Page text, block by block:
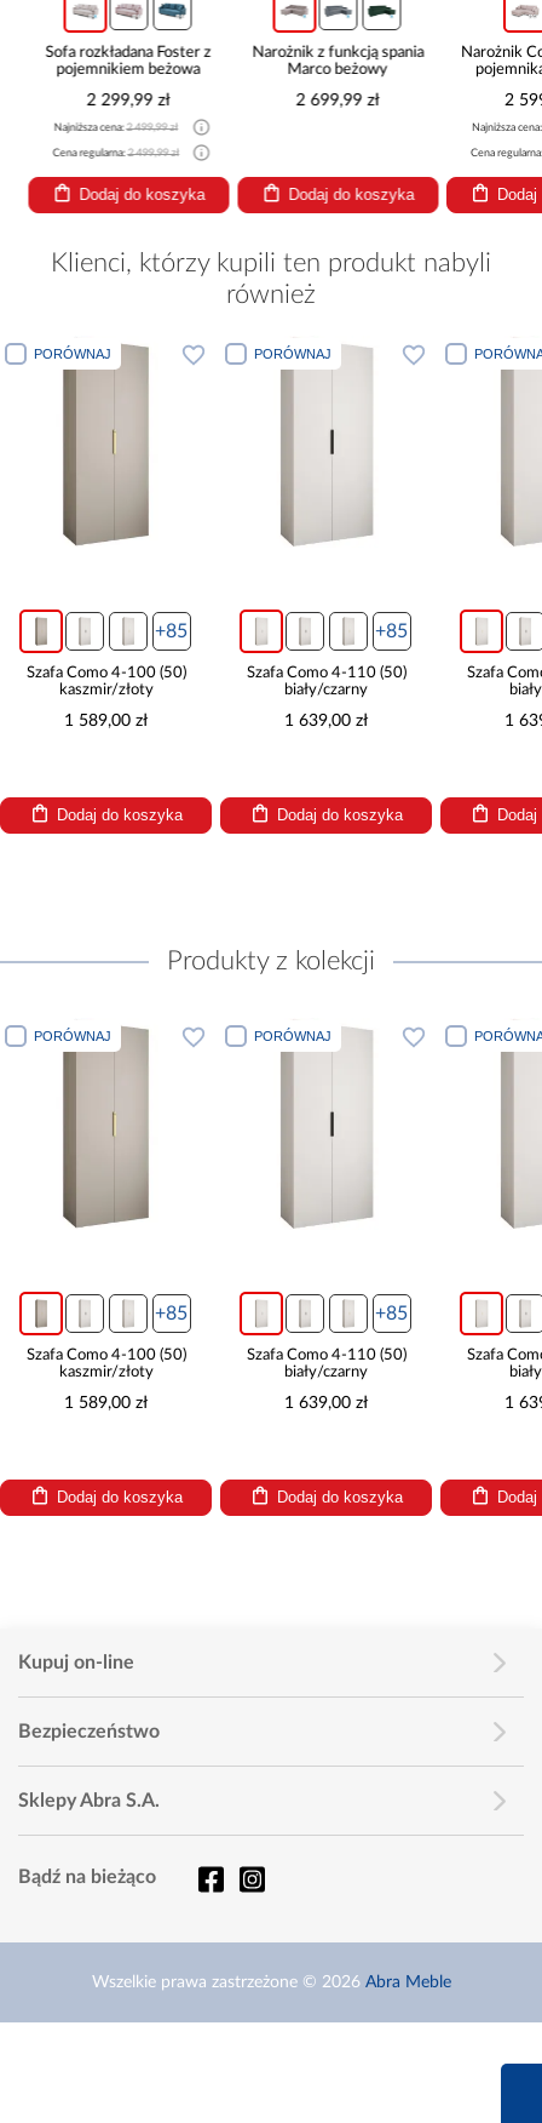
Sofa rozkładana Foster z
pojemnikiem beżowa
2 299,99 zł
Najniższa cena:2 499,99 zł
Cena regularna:2 499,99 zł
Dodaj do koszyka
Narożnik z funkcją spania
Marco beżowy
2 699,99 zł
Dodaj do koszyka
Narożnik
2
Najniższa
Cena
Klienci, którzy kupili ten produkt nabyli
również
PORÓWNAJ
+85
Szafa Como 4-100 (50)
kaszmir/złoty
1 589,00 zł
Dodaj do koszyka
PORÓWNAJ
+85
Szafa Como 4-110 (50)
biały/czarny
1 639,00 zł
Dodaj do koszyka
Szafa
1
Produkty z kolekcji
PORÓWNAJ
+85
Szafa Como 4-100 (50)
kaszmir/złoty
1 589,00 zł
Dodaj do koszyka
PORÓWNAJ
+85
Szafa Como 4-110 (50)
biały/czarny
1 639,00 zł
Dodaj do koszyka
Szafa
1
Kupuj on-line
Bezpieczeństwo
Sklepy Abra S.A.
Bądź na bieżąco
Wszelkie prawa zastrzeżone © 2026 Abra Meble